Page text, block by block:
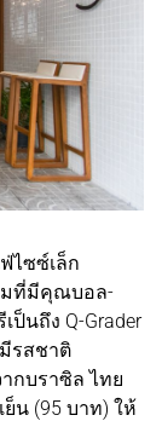
ไซซ์เล็ก
มที่มีคุณบอล-
นถึง Q-Grader
รสชาติ
กบราซิล ไทย
น (95 บาท) ให้